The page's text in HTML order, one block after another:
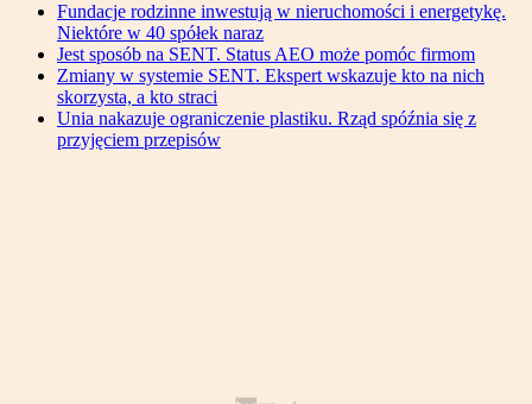
Fundacje rodzinne inwestują w nieruchomości i energetykę.
Niektóre w 40 spółek naraz
Jest sposób na SENT. Status AEO może pomóc firmom
Zmiany w systemie SENT. Ekspert wskazuje kto na nich
skorzysta, a kto straci
Unia nakazuje ograniczenie plastiku. Rząd spóźnia się z
przyjęciem przepisów